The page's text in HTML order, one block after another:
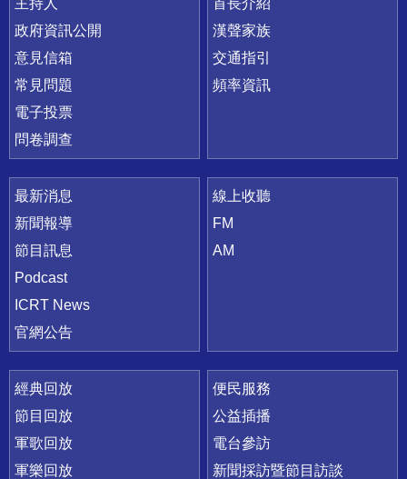
主持人
政府資訊公開
意見信箱
常見問題
電子投票
問卷調查
首長介紹
漢聲家族
交通指引
頻率資訊
最新消息
新聞報導
節目訊息
Podcast
ICRT News
官網公告
線上收聽
FM
AM
經典回放
節目回放
軍歌回放
軍樂回放
便民服務
公益插播
電台參訪
新聞採訪暨節目訪談